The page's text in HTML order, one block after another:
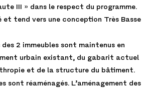
III » dans le respect du programme.
tend vers une conception Très Basse
2 immeubles sont maintenus en
urbain existant, du gabarit actuel
et de la structure du bâtiment.
sont réaménagés. L’aménagement des